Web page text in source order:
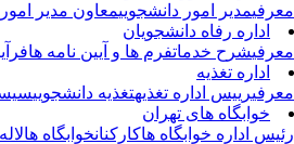
معرفیمدیر امور دانشجوییمعاون مدیر
اداره رفاه دانشجویان
معرفیشرح خدماتفرم ها و آیین نامه ها
اداره تغذیه
معرفیرییس اداره تغذیهتغذیه دانشجویی
خوابگاه های تهران
رئیس اداره خوابگاه هاکارکنانخوابگاه ها